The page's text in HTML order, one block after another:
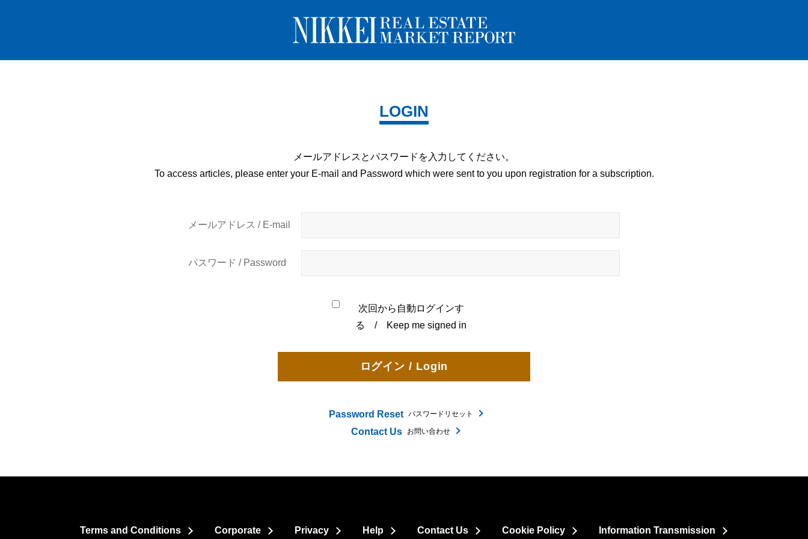
LOGIN
メールアドレスとパスワードを 入力してください。
To access articles, please enter your E-mail and Password which were sent to you upon registration for a subscription.
メールアドレス / E-mail
パスワード / Password
次回から自動ログインす
る / Keep me signed in
Password Reset パスワードリセット
Contact Us お問い合わせ
Terms and Conditions Corporate Privacy Help Contact Us Cookie Policy Information Transmission